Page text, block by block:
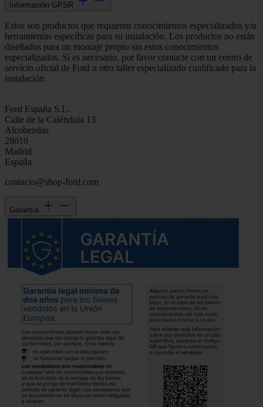
Información GPSR
Estos son productos que requieren conocimientos especializados y/o
herramientas específicas para su instalación. Los productos no están
diseñados para un montaje propio sin estos conocimientos
especializados. Si es necesario, por favor contacte con un centro de
servicio oficial de Ford u otro taller especializado cualificado para la
instalación.
Ford España S.L.
Calle de la Caléndula 13
Alcobendas
28019
Madrid
España
contacto@shop-ford.com
Garantía